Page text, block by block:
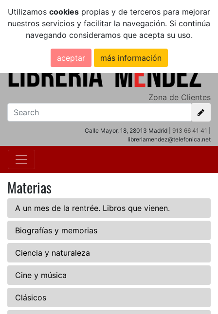
Utilizamos cookies propias y de terceros para mejorar
nuestros servicios y facilitar la navegación. Si continúa
navegando consideramos que acepta su uso.
aceptar más información
Zona de Clientes
Calle Mayor, 18, 28013 Madrid | 913 66 41 41
libreriamendez@telefonica.net
Materias
A un mes de la rentrée. Libros que vienen.
Biografías y memorias
Ciencia y naturaleza
Cine y música
Clásicos